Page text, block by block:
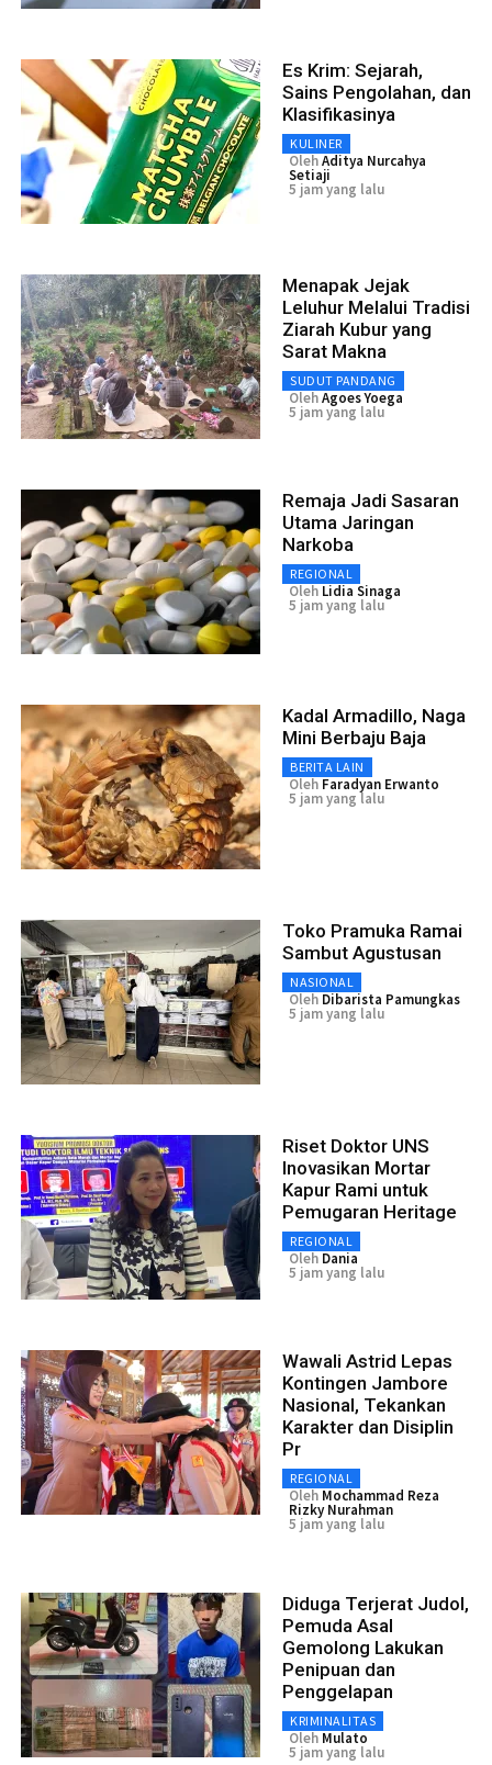
Es Krim: Sejarah,
Sains Pengolahan, dan
Klasifikasinya
KULINER
OlehAditya Nurcahya
Setiaji
5 jam yang lalu
Menapak Jejak
Leluhur Melalui Tradisi
Ziarah Kubur yang
Sarat Makna
SUDUT PANDANG
OlehAgoes Yoega
5 jam yang lalu
Remaja Jadi Sasaran
Utama Jaringan
Narkoba
REGIONAL
Oleh Lidia Sinaga
5 jam yang lalu
Kadal Armadillo, Naga
Mini Berbaju Baja
BERITA LAIN
Oleh Faradyan Erwanto
5 jam yang lalu
Toko Pramuka Ramai
Sambut Agustusan
NASIONAL
Oleh Dibarista Pamungkas
5 jam yang lalu
Riset Doktor UNS
Inovasikan Mortar
Kapur Rami untuk
Pemugaran Heritage
REGIONAL
Oleh Dania
5 jam yang lalu
Wawali Astrid Lepas
Kontingen Jambore
Nasional, Tekankan
Karakter dan Disiplin
Pr
REGIONAL
Oleh Mochammad Reza
Rizky Nurahman
5 jam yang lalu
Diduga Terjerat Judol,
Pemuda Asal
Gemolong Lakukan
Penipuan dan
Penggelapan
KRIMINALITAS
Oleh Mulato
5 jam yang lalu